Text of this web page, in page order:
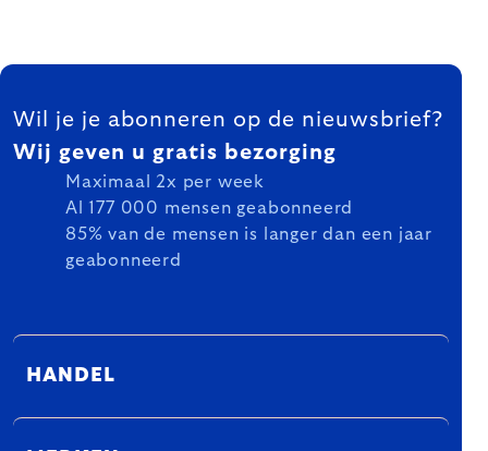
FOOTER
Wil je je abonneren op de nieuwsbrief?
Wij geven u gratis bezorging
Maximaal 2x per week
Al 177 000 mensen geabonneerd
85% van de mensen is langer dan een jaar
geabonneerd
HANDEL